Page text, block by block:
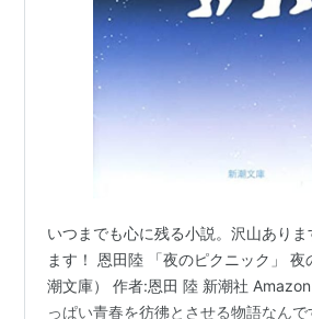
いつまでも心に残る小説。沢山ありま
ます！ 恩田陸 「夜のピクニック」
潮文庫） 作者:恩田 陸 新潮社
っぱい青春を彷彿とさせる物語なんで